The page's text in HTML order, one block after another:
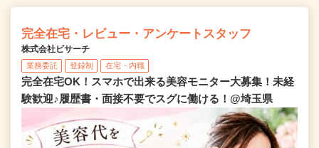
完全在宅・レビュー・アンケートスタッフ
株式会社ビサーチ
業務委託 登録制 在宅・内職
完全在宅OK！スマホで出来る美容モニター大募集！未経
験歓迎♪履歴書・面接不要でスグに働ける！@埼玉県